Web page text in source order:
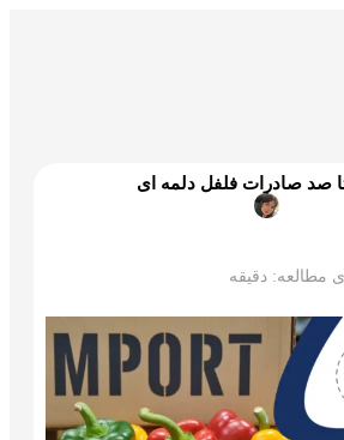
صد صادرات فلفل دلمه ای
مطالعه: دقیقه